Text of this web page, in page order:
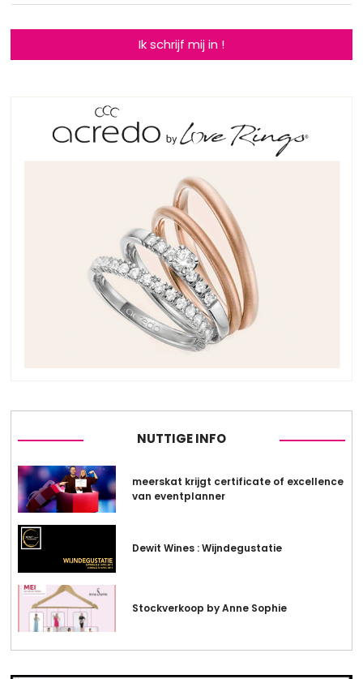
Ik schrijf mij in !
NUTTIGE INFO
meerskat krijgt certificate of excellence
van eventplanner
Dewit Wines : Wijndegustatie
Stockverkoop by Anne Sophie